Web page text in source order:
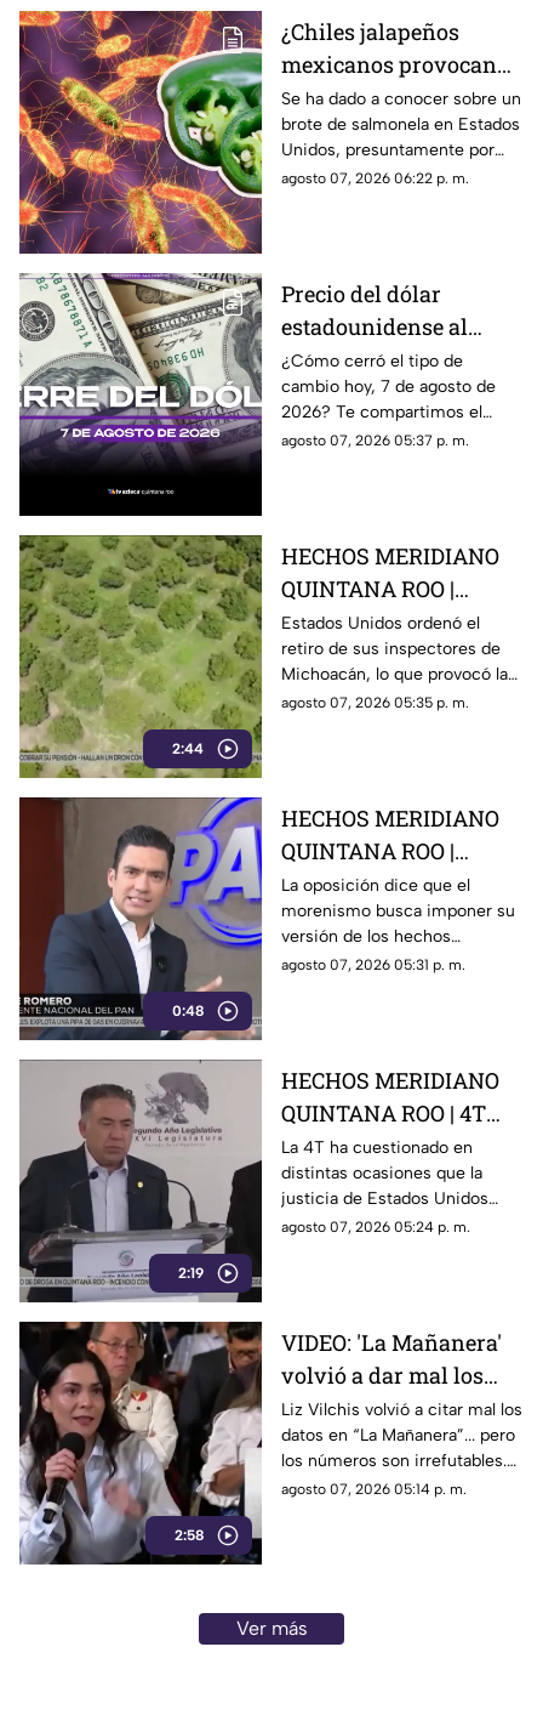
¿Chiles jalapeños
mexicanos provocan
brote de salmonela en
Estados Unidos? Esto
debes saber
Se ha dado a conocer sobre un
brote de salmonela en Estados
Unidos, presuntamente por
chiles jalapeños mexicanos,
agosto 07, 2026 06:22 p. m.
Precio del dólar
estadounidense al
CIERRE de HOY, viernes
7 de agosto de 2026, en
Cancún
¿Cómo cerró el tipo de
cambio hoy, 7 de agosto de
2026? Te compartimos el
precio del dólar al cierre de
agosto 07, 2026 05:37 p. m.
2:44
HECHOS MERIDIANO
QUINTANA ROO |
E.E.U.U retira a sus
inspectores en
Michoacán y provocá
la suspensión de
Estados Unidos ordenó el
retiro de sus inspectores de
Michoacán, lo que provocó la
suspensión de las
agosto 07, 2026 05:35 p. m.
0:48
HECHOS MERIDIANO
QUINTANA ROO |
Oposición señala que el
morenismo quiere
imponer su versión de
los hechos usando la
La oposición dice que el
morenismo busca imponer su
versión de los hechos
mediante la censura, callar los
agosto 07, 2026 05:31 p. m.
2:19
HECHOS MERIDIANO
QUINTANA ROO | 4T
sigue cuestionando los
señalamientos de
E.E.U.U contra
narc0polít1c0s como
La 4T ha cuestionado en
distintas ocasiones que la
justicia de Estados Unidos
proceda contra presuntos
Rocha Moya, Enrique Inzunza y
otros funcionarios morenistas.
agosto 07, 2026 05:24 p. m.
2:58
VIDEO: 'La Mañanera'
volvió a dar mal los
datos: TV Azteca es el
medio tradicional con
mayor alcance y
credibilidad de México
Liz Vilchis volvió a citar mal los
datos en “La Mañanera”... pero
los números son irrefutables.
El estudio internacional de
evidencia, nadie puede.
agosto 07, 2026 05:14 p. m.
Ver más